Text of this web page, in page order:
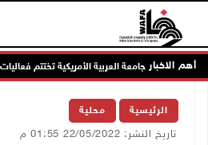
أهم الاخبارالجامعة العربية الأمريكية تختتم فعاليات
الرئيسية محلية
تاريخ النشر: 22/05/2022 01:55 م